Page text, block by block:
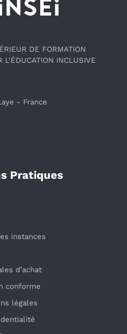
DE FORMATION
L'ÉDUCATION INCLUSIVE
- France
Pratiques
instances
d’achat
conforme
légales